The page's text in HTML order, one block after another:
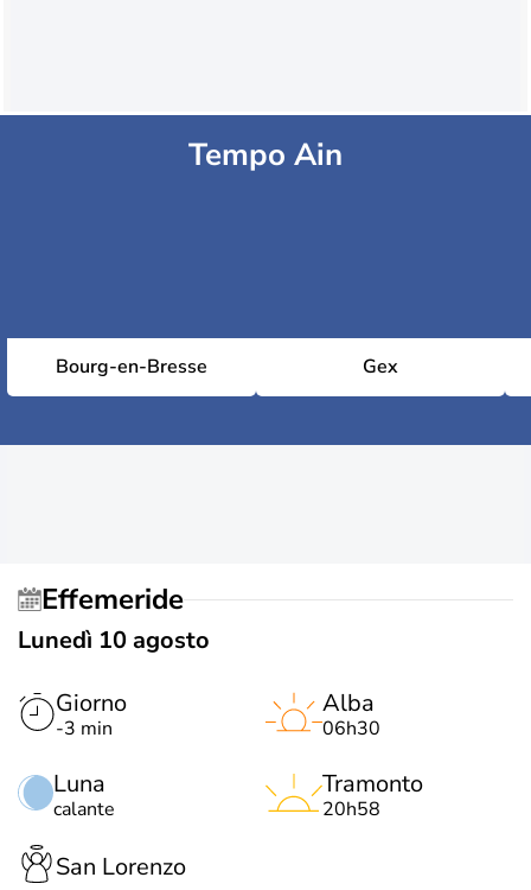
Tempo Ain
Bourg-en-Bresse Gex
Effemeride
Lunedì 10 agosto
Giorno
-3 min
Luna
calante
Alba
06h30
Tramonto
20h58
San Lorenzo